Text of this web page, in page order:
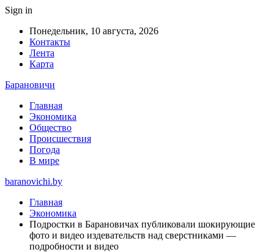
Sign in
Понедельник, 10 августа, 2026
Контакты
Лента
Карта
Барановичи
Главная
Экономика
Общество
Происшествия
Погода
В мире
baranovichi.by
Главная
Экономика
Подростки в Барановичах публиковали шокирующие
фото и видео издевательств над сверстниками —
подробности и видео